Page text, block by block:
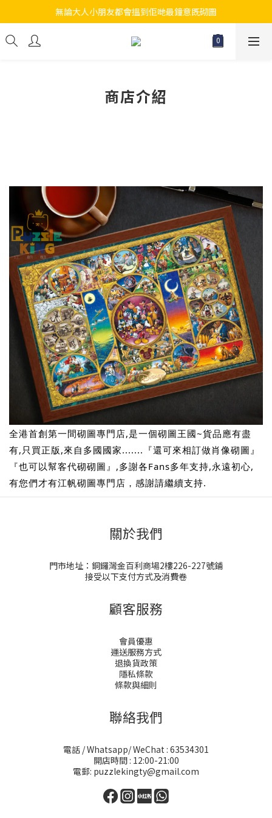
江帆天楊砌圖
無論大人小朋友都會搵到佢哋最鐘意既砌圖
江帆天楊砌圖
商店介紹
全港首創第一間砌圖專門店,是一個砌圖王國~貨品應有盡
有,只買正版,來自多國國家.......『還可來相訂做肖像砌圖』
『也可以幫客代砌砌圖』,多謝各Fans多年支持,永遠初心,
有您們才有江帆砌圖專門店，感謝請繼續支持.
關於我們
門市地址：銅鑼灣金百利商場2樓226-227號鋪
接受以下支付方式及消費卷
顧客服務
會員優惠
運送服務方式
退換貨政策
隱私條款
條款與細則
聯絡我們
電話 / Whatsapp/ WeChat : 63534301
開店時間 : 12:00-21:00
電郵: puzzlekingty@gmail.com